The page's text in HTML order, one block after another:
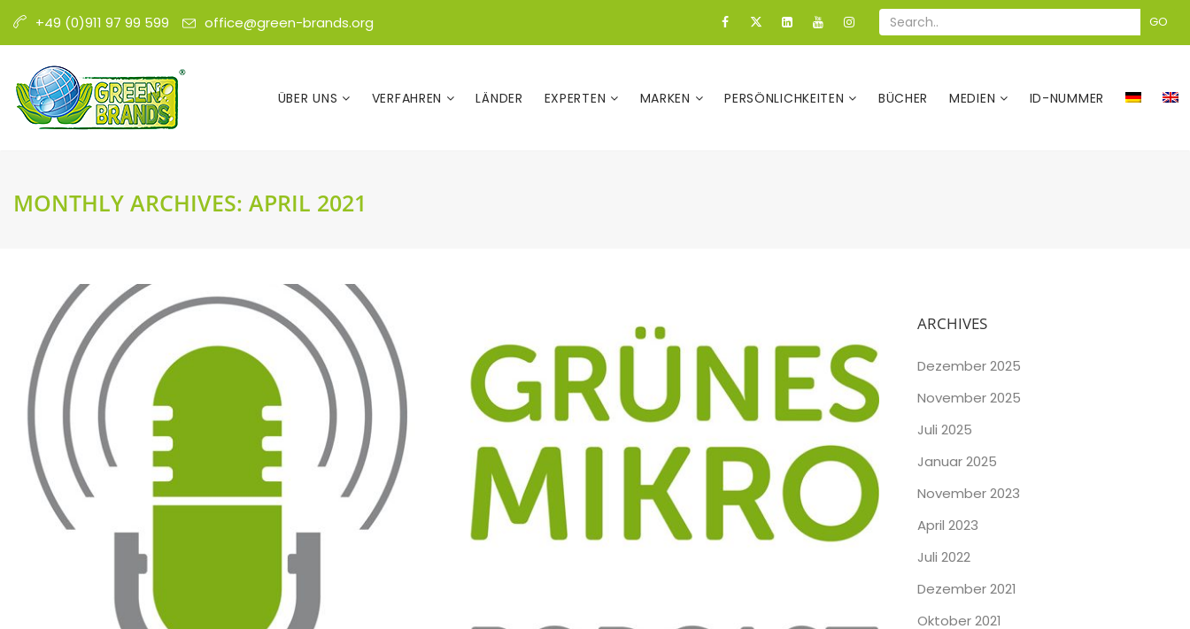
+49 (0)911 97 99 599 office@green-brands.org GO
ÜBER UNS VERFAHREN LÄNDER EXPERTEN MARKEN PERSÖNLICHKEITEN BÜCHER MEDIEN ID-NUMMER
MONTHLY ARCHIVES: APRIL 2021
ARCHIVES
Dezember 2025
November 2025
Juli 2025
Januar 2025
November 2023
April 2023
Juli 2022
Dezember 2021
Oktober 2021